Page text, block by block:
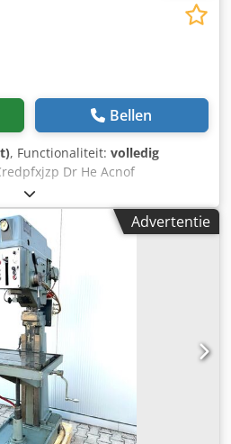
Bellen
, Functionaliteit: volledig
Dr He Acnof
5--- Boorcapaciteit met ST60 50
ca. 40 - 180 omw. 180 - 800
/ 0,14 / 0,2 / 0,28 / 0,4
880 x 670 mm--- keel diepte: 385
Advertentie